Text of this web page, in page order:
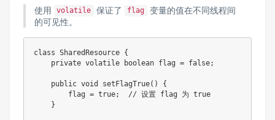
使用
volatile 保证了 flag
变量的值在不同线程间
的可见性。
class SharedResource {
    private volatile boolean flag = false;
    public void setFlagTrue() {
        flag = true;  // 设置 flag 为 true
    }